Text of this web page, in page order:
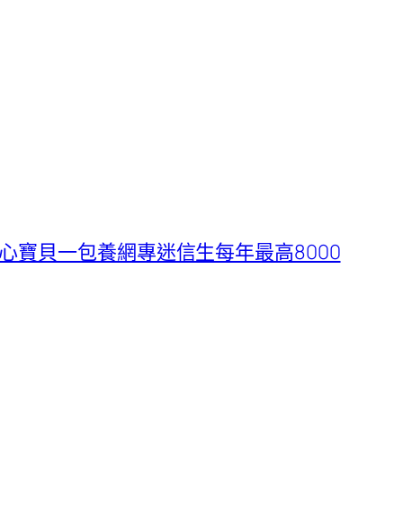
寶貝一包養網專迷信生每年最高8000